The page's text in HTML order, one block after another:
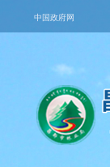
中国政府网